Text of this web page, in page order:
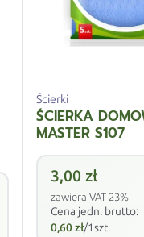
Ścierki
ŚCIERKA
MASTER S107
3,00 zł
zawiera VAT 23%
Cena jedn. brutto:
0,60zł/1szt.